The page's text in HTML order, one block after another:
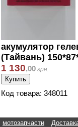
акумулятор
(Тайвань)
1 130,00 грн.
Код товара: 348011
мотозапчасти